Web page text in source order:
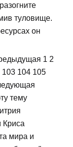
туловище.
он
1 2
104 105
тему
Криса
мира и